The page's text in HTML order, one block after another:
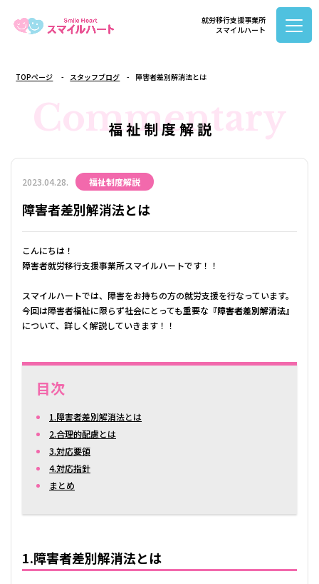
就労移行支援事業所
スマイルハート
TOPページ スタッフブログ 障害者差別解消法とは
福 祉 制 度 解 説
Commentary
2023.04.28. 福祉制度解説
障害者差別解消法とは
こんにちは！
障害者就労移行支援事業所スマイルハートです！！
スマイルハートでは、障害をお持ちの方の就労支援を行なっています。
今回は障害者福祉に限らず社会にとっても重要な 『障害者差別解消法』
について、詳しく解説していきます！！
目次
1.障害者差別解消法とは
2.合理的配慮とは
3.対応要領
4.対応指針
まとめ
1.障害者差別解消法とは